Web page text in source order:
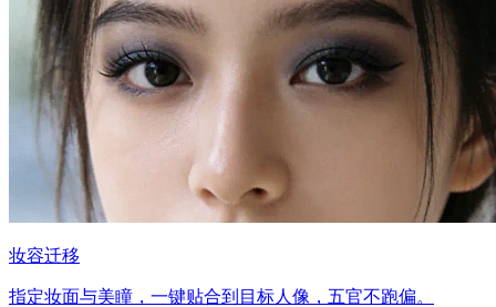
妆容迁移
指定妆面与美瞳，一键贴合到目标人像，五官不跑偏。